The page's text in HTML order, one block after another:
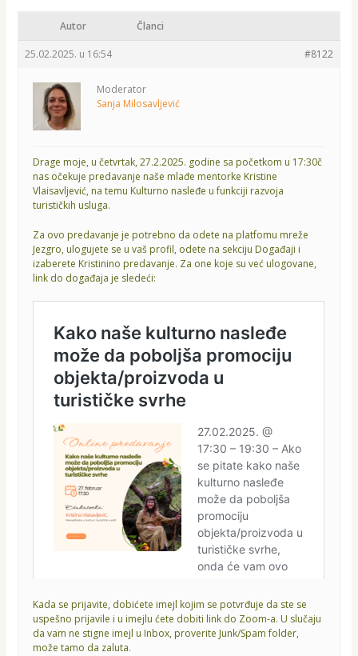
Autor Članci
25.02.2025. u 16:54 #8122
Moderator
Sanja Milosavljević
Drage moje, u četvrtak, 27.2.2025. godine sa početkom u 17:30č
nas očekuje predavanje naše mlađe mentorke Kristine
Vlaisavljević, na temu Kulturno nasleđe u funkciji razvoja
turističkih usluga.
Za ovo predavanje je potrebno da odete na platfomu mreže
Jezgro, ulogujete se u vaš profil, odete na sekciju Događaji i
izaberete Kristinino predavanje. Za one koje su već ulogovane,
link do događaja je sledeći:
Kada se prijavite, dobićete imejl kojim se potvrđuje da ste se
uspešno prijavile i u imejlu ćete dobiti link do Zoom-a. U slučaju
da vam ne stigne imejl u Inbox, proverite Junk/Spam folder,
može tamo da zaluta.